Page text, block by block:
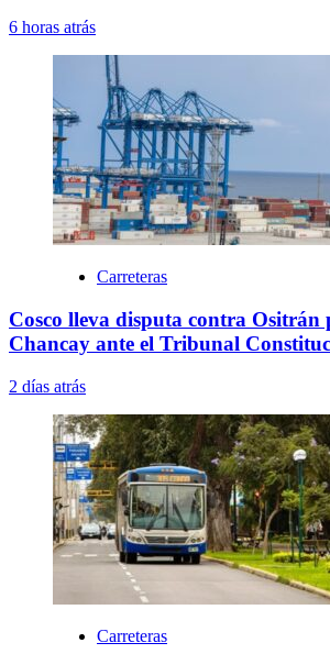
6 horas atrás
Carreteras
Cosco lleva disputa contra Ositrán
Chancay ante el Tribunal
2 días atrás
Carreteras